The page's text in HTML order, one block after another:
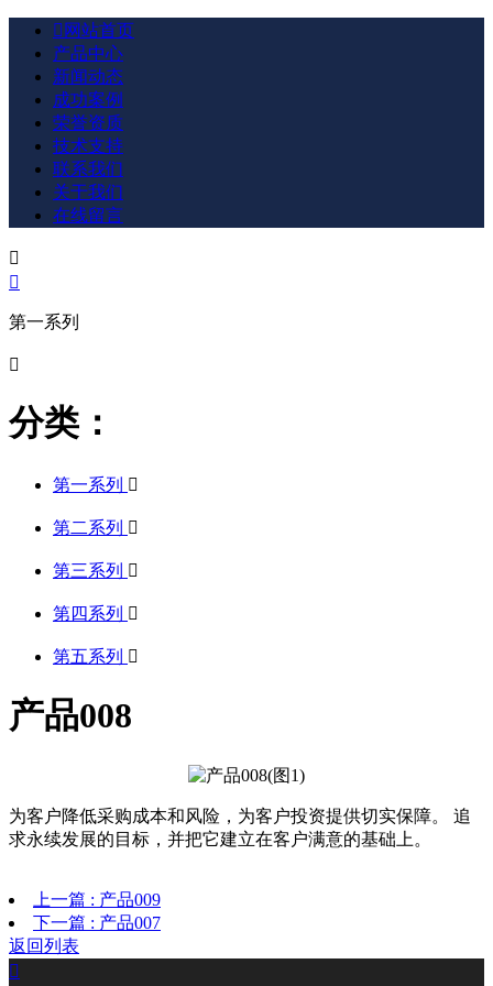
 网站首页
产品中心
新闻动态
成功案例
荣誉资质
技术支持
联系我们
关于我们
在线留言


第一系列

分类：
第一系列 
第二系列 
第三系列 
第四系列 
第五系列 
产品008
为客户降低采购成本和风险，为客户投资提供切实保障。 追
求永续发展的目标，并把它建立在客户满意的基础上。
上一篇 : 产品009
下一篇 : 产品007
返回列表
